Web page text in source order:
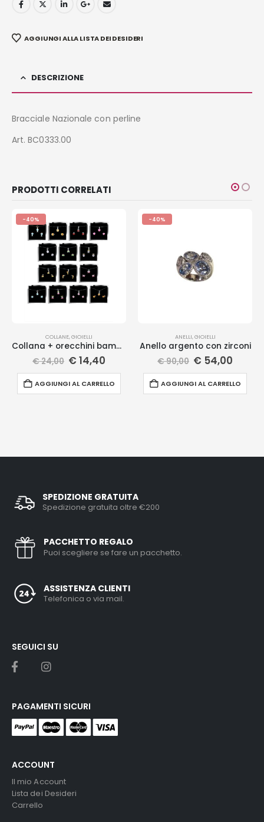
AGGIUNGI ALLA LISTA DEI DESIDERI
DESCRIZIONE
Bracciale Nazionale con perline
Art. BC0333.00
PRODOTTI CORRELATI
-40%
COLLANE,GIOIELLI
Collana + orecchini bambina
€24,00 € 14,40
AGGIUNGI AL CARRELLO
-40%
ANELLI,GIOIELLI
Anello argento con zirconi
€90,00 € 54,00
AGGIUNGI AL CARRELLO
SPEDIZIONE GRATUITA
Spedizione gratuita oltre €200
PACCHETTO REGALO
Puoi scegliere se fare un pacchetto.
ASSISTENZA CLIENTI
Telefonica o via mail.
ACCOUNT
Il mio Account
Lista dei Desideri
Carrello
SEGUICI SU
PAGAMENTI SICURI